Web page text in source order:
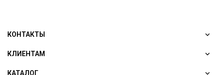
КОНТАКТЫ
КЛИЕНТАМ
КАТАЛОГ